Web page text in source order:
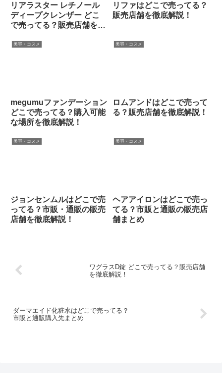
リアラスター レチノール
ディープクレンザー どこ
で売ってる？販売店舗を徹
リファはどこで売ってる？
販売店舗を徹底解説！
美容・コスメ
megumuファンデーション
どこで売ってる？購入可能
な場所を徹底解説！
美容・コスメ
ロムアンドはどこで売って
る？販売店舗を徹底解説！
美容・コスメ
ジョンセンムルはどこで売
ってる？市販・通販の販売
店舗を徹底解説！
美容・コスメ
ヘアアイロンはどこで売っ
てる？市販と通販の販売店
舗まとめ
ワグラスD錠 どこで売ってる？販売店舗
を徹底解説！
ダーマエイド化粧水はどこで売ってる？
市販と通販購入先まとめ